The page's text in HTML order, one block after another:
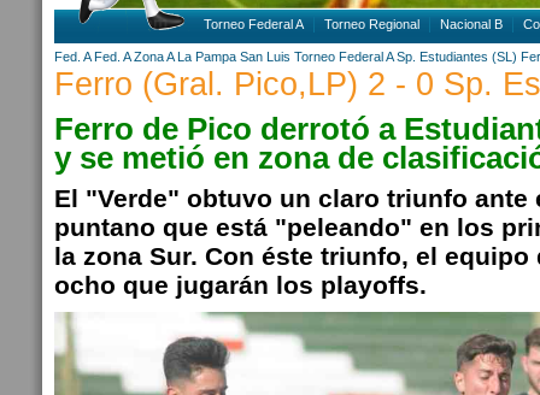
Torneo Federal A Torneo Regional Nacional B
Fed. A Fed. A Zona A La Pampa San Luis Torneo Federal A Sp. Estudiantes (SL)
Ferro (Gral. Pico,LP) 2 - 0 Sp.
Ferro de Pico derrotó a
y se metió en zona de
El "Verde" obtuvo un claro triunfo ante
puntano que está "peleando" en los
la zona Sur. Con éste triunfo, el
ocho que jugarán los playoffs.